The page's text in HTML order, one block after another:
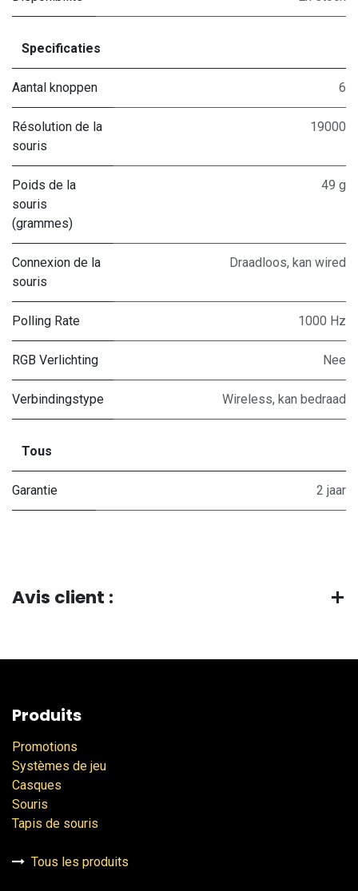
Specificaties
Aantal knoppen 6
Résolution de la
souris
19000
Poids de la
souris
(grammes)
49 g
Connexion de la
souris
Draadloos, kan wired
Polling Rate 1000 Hz
RGB Verlichting Nee
Verbindingstype Wireless, kan bedraad
Tous
Garantie 2 jaar
Avis client :
Produits
Promotions
Systèmes de jeu
Casques
Souris
Tapis de souris
Tous les produits